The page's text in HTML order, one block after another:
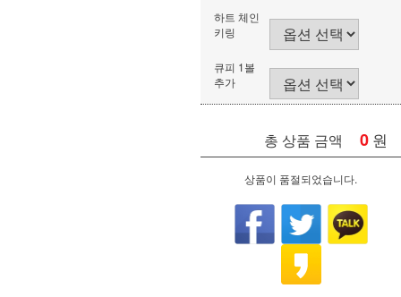
하트 체인
키링
큐피 1볼
추가
총 상품 금액 0 원
상품이 품절되었습니다.